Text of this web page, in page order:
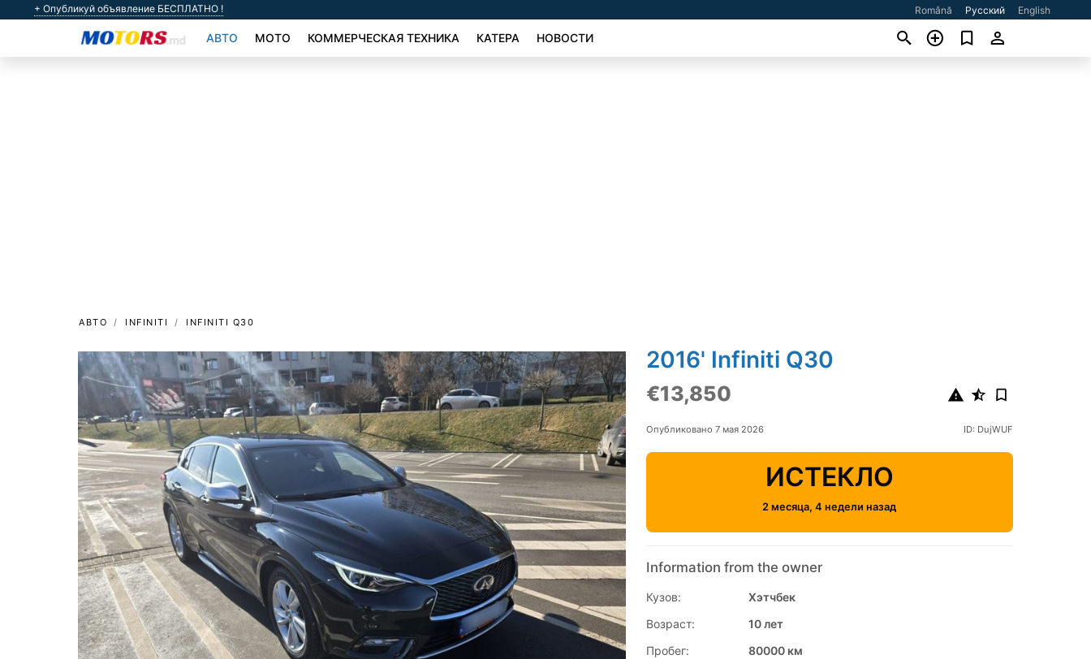
+ Опубликуй объявление БЕСПЛАТНО ! Română Русский English
АВТО МОТО КОММЕРЧЕСКАЯ ТЕХНИКА КАТЕРА НОВОСТИ
АВТО INFINITI INFINITI Q30
2016' Infiniti Q30
€13,850
Опубликовано 7 мая 2026 ID: DujWUF
ИСТЕКЛО
2 месяца, 4 недели назад
Information from the owner
Кузов:
Хэтчбек
Возраст:
10 лет
Пробег:
80000 км